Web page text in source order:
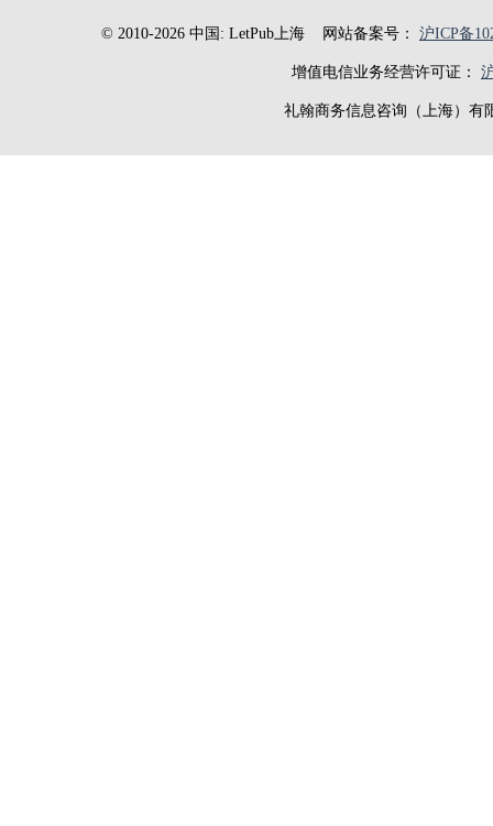
© 2010-2026 中国: LetPub上海网站备案号： 沪ICP备
增值电信业务经营许可证：
礼翰商务信息咨询（上海）